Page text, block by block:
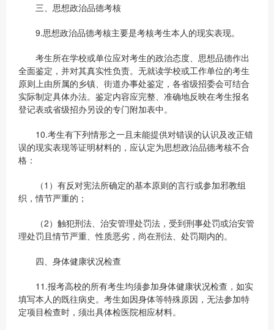
三、思想政治品德考核
9.思想政治品德考核主要是考核考生本人的现实表现。
考生所在学校或单位应对考生的政治态度、思想品德作出
全面鉴定，并对其真实性负责。无就读学校或工作单位的考生
原则上由所属的乡镇、街道办事处鉴定，各省级招委会可结合
实际制定具体办法。鉴定内容应完整、准确地反映在考生报名
登记表或省级招办另设的专门附加表中。
10.考生有下列情形之一且未能提供对错误的认识及改正错
误的现实表现等证明材料的，应认定为思想政治品德考核不合
格：
（1）有反对宪法所确定的基本原则的言行或参加邪教组
织，情节严重的；
（2）触犯刑法、治安管理处罚法，受到刑事处罚或治安管
理处罚且情节严重、性质恶劣，尚在刑法、处罚期内的。
四、身体健康状况检查
11.报考高校的所有考生均须参加身体健康状况检查，如实
填写本人的既往病史。考生如因身体等特殊原因，无法参加特
定项目检查时，须出具体检医院相应材料。